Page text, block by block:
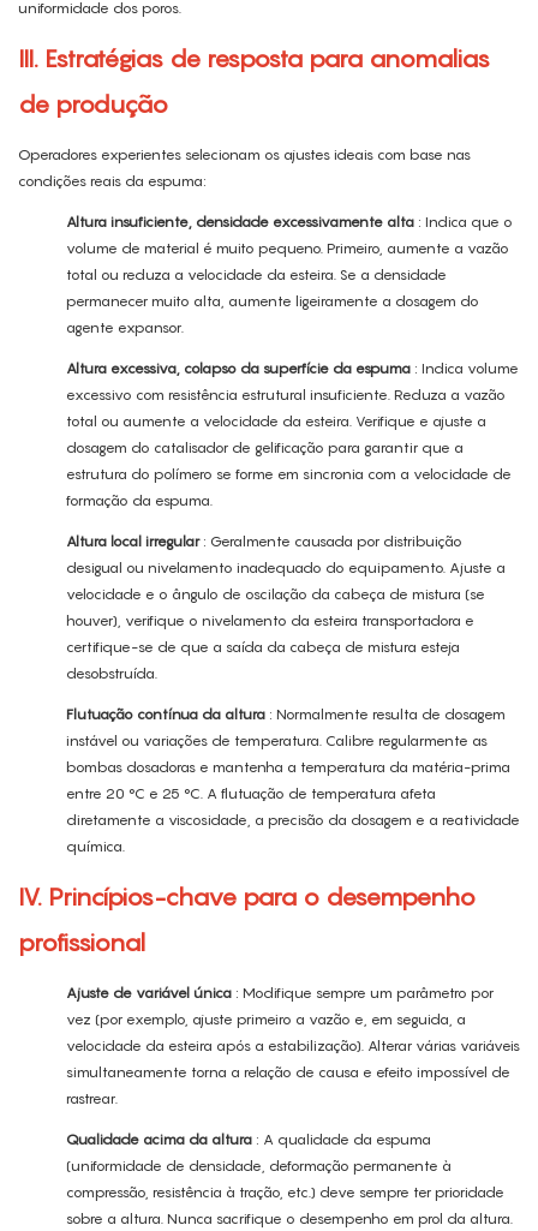
uniformidade dos poros.
III. Estratégias de resposta para anomalias
de produção
Operadores experientes selecionam os ajustes ideais com base nas
condições reais da espuma:
Altura insuficiente, densidade excessivamente alta : Indica que o
volume de material é muito pequeno. Primeiro, aumente a vazão
total ou reduza a velocidade da esteira. Se a densidade
permanecer muito alta, aumente ligeiramente a dosagem do
agente expansor.
Altura excessiva, colapso da superfície da espuma : Indica volume
excessivo com resistência estrutural insuficiente. Reduza a vazão
total ou aumente a velocidade da esteira. Verifique e ajuste a
dosagem do catalisador de gelificação para garantir que a
estrutura do polímero se forme em sincronia com a velocidade de
formação da espuma.
Altura local irregular: Geralmente causada por distribuição
desigual ou nivelamento inadequado do equipamento. Ajuste a
velocidade e o ângulo de oscilação da cabeça de mistura (se
houver), verifique o nivelamento da esteira transportadora e
certifique-se de que a saída da cabeça de mistura esteja
desobstruída.
Flutuação contínua da altura : Normalmente resulta de dosagem
instável ou variações de temperatura. Calibre regularmente as
bombas dosadoras e mantenha a temperatura da matéria-prima
entre 20 °C e 25 °C. A flutuação de temperatura afeta
diretamente a viscosidade, a precisão da dosagem e a reatividade
química.
IV. Princípios-chave para o desempenho
profissional
Ajuste de variável única : Modifique sempre um parâmetro por
vez (por exemplo, ajuste primeiro a vazão e, em seguida, a
velocidade da esteira após a estabilização). Alterar várias variáveis
​​simultaneamente torna a relação de causa e efeito impossível de
rastrear.
Qualidade acima da altura : A qualidade da espuma
(uniformidade de densidade, deformação permanente à
compressão, resistência à tração, etc.) deve sempre ter prioridade
sobre a altura. Nunca sacrifique o desempenho em prol da altura.